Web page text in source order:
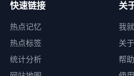
快速链接
热点记忆
热点标签
统计分析
关
我
关
帮